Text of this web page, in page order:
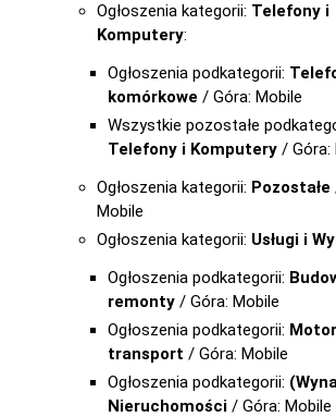
Ogłoszenia kategorii: Telefony i
Komputery:
Ogłoszenia podkategorii:
komórkowe / Góra: Mobile
Wszystkie pozostałe
Telefony i Komputery / Góra:
Ogłoszenia kategorii: Pozostałe
Mobile
Ogłoszenia kategorii: Usługi i
Ogłoszenia podkategorii:
remonty / Góra: Mobile
Ogłoszenia podkategorii:
transport / Góra: Mobile
Ogłoszenia podkategorii:
Nieruchomości / Góra: Mobile